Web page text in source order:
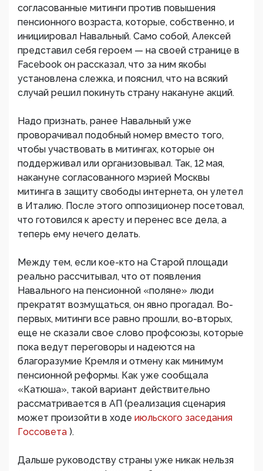
согласованные митинги против повышения
пенсионного возраста, которые, собственно, и
инициировал Навальный. Само собой, Алексей
представил себя героем — на своей странице в
Facebook он рассказал, что за ним якобы
установлена слежка, и пояснил, что на всякий
случай решил покинуть страну накануне акций.
Надо признать, ранее Навальный уже
проворачивал подобный номер вместо того,
чтобы участвовать в митингах, которые он
поддерживал или организовывал. Так, 12 мая,
накануне согласованного мэрией Москвы
митинга в защиту свободы интернета, он улетел
в Италию. После этого оппозиционер посетовал,
что готовился к аресту и перенес все дела, а
теперь ему нечего делать.
Между тем, если кое-кто на Старой площади
реально рассчитывал, что от появления
Навального на пенсионной «поляне» люди
прекратят возмущаться, он явно прогадал. Во-
первых, митинги все равно прошли, во-вторых,
еще не сказали свое слово профсоюзы, которые
пока ведут переговоры и надеются на
благоразумие Кремля и отмену как минимум
пенсионной реформы. Как уже сообщала
«Катюша», такой вариант действительно
рассматривается в АП (реализация сценария
может произойти в ходе июльского заседания
Госсовета ).
Дальше руководству страны уже никак нельзя